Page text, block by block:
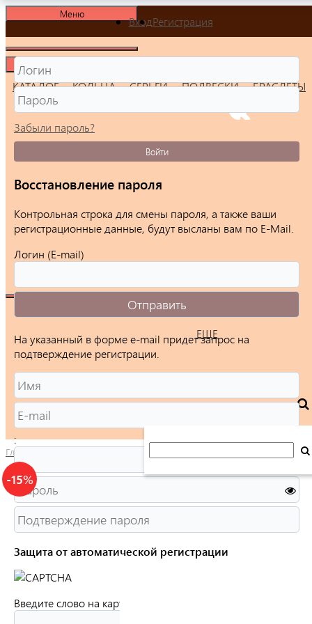
Меню
КАТАЛОГ КОЛЬЦА СЕРЬГИ ПОДВЕСКИ БРАСЛЕТЫ
ЕЩЕ
Главная (Ср925Р-
-15%
ВходРегистрация
Забыли пароль?
Войти
Восстановление пароля
Контрольная строка для смены пароля, а также ваши
регистрационные данные, будут высланы вам по E-Mail.
Логин (E-mail)
На указанный в форме e-mail придет запрос на
подтверждение регистрации.
:
Защита от автоматической регистрации
Введите слово на картинке: